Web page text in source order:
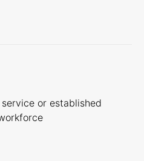
or established